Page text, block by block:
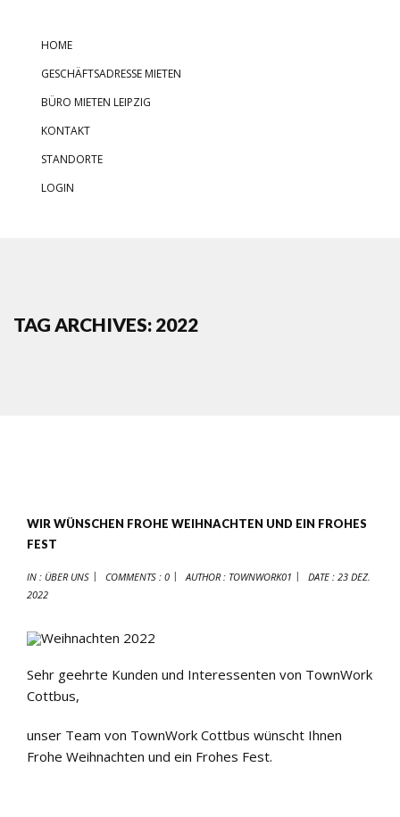
HOME
GESCHÄFTSADRESSE MIETEN
BÜRO MIETEN LEIPZIG
KONTAKT
STANDORTE
LOGIN
TAG ARCHIVES: 2022
WIR WÜNSCHEN FROHE WEIHNACHTEN UND EIN FROHES
FEST
IN : ÜBER UNS COMMENTS : 0 AUTHOR : TOWNWORK01 DATE : 23 DEZ.
2022
Sehr geehrte Kunden und Interessenten von TownWork
Cottbus,
unser Team von TownWork Cottbus wünscht Ihnen
Frohe Weihnachten und ein Frohes Fest.